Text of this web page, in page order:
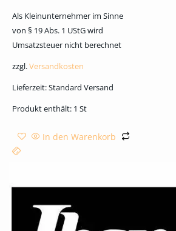
Als Kleinunternehmer im Sinne
von § 19 Abs. 1 UStG wird
Umsatzsteuer nicht berechnet
zzgl.Versandkosten
Lieferzeit:Standard Versand
Produkt enthält: 1 St
In den Warenkorb